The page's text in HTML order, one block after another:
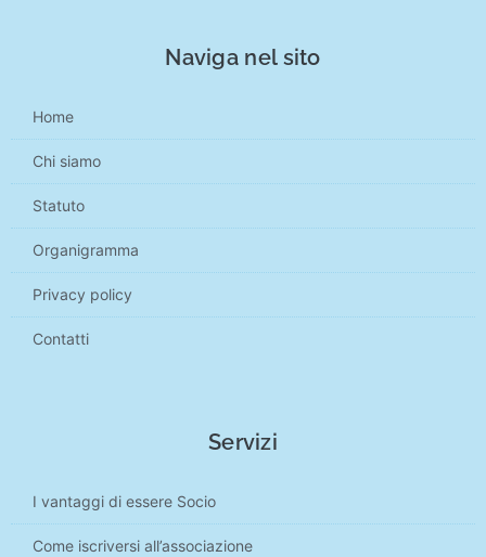
Naviga nel sito
Home
Chi siamo
Statuto
Organigramma
Privacy policy
Contatti
Servizi
I vantaggi di essere Socio
Come iscriversi all’associazione